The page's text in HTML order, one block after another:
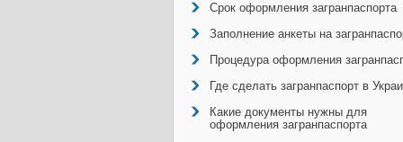
Срок оформления загранпаспорта
Заполнение анкеты на
Процедура оформления
Где сделать загранпаспорт в
Какие документы нужны для
оформления загранпаспорта